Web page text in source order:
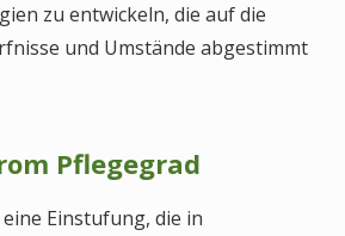
zu entwickeln, die auf die
und Umstände abgestimmt
Pflegegrad
Einstufung, die in